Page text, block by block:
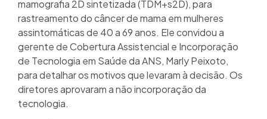
mamografia 2D sintetizada (TDM+s2D), para
rastreamento do câncer de mama em mulheres
assintomáticas de 40 a 69 anos. Ele convidou a
gerente de Cobertura Assistencial e Incorporação
de Tecnologia em Saúde da ANS, Marly Peixoto,
para detalhar os motivos que levaram à decisão. Os
diretores aprovaram a não incorporação da
tecnologia.